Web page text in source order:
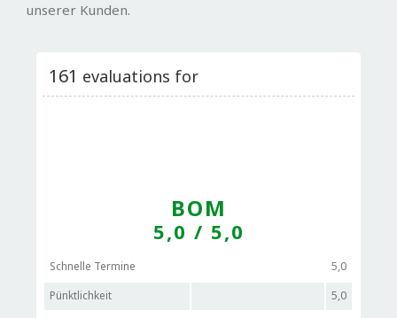
unserer Kunden.
161 evaluations for
BOM
5,0 / 5,0
Schnelle Termine
5,0
Pünktlichkeit
5,0